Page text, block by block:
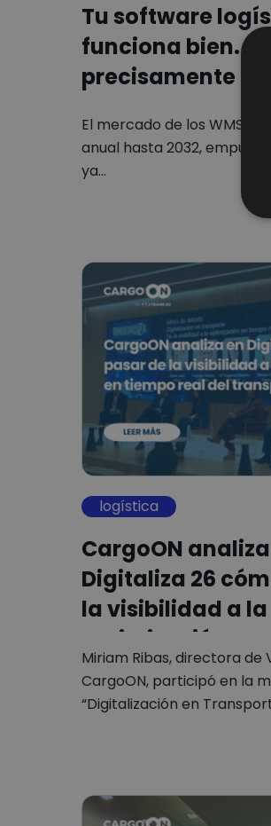
Tu software
funciona bien.
precisamente el
El mercado de los WMS
anual hasta 2032,
ya…
logística
CargoON
Digitaliza 26
la visibilidad a la
optimización…
Miriam Ribas, directora de
CargoON, participó en la
“Digitalización en